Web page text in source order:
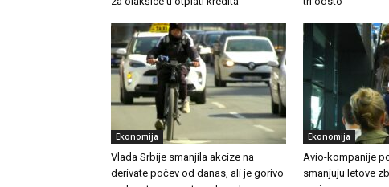
Ekonomija
Vlada Srbije smanjila akcize na
derivate počev od danas, ali je gorivo
Ekonomija
Avio-kompanije
smanjuju letove